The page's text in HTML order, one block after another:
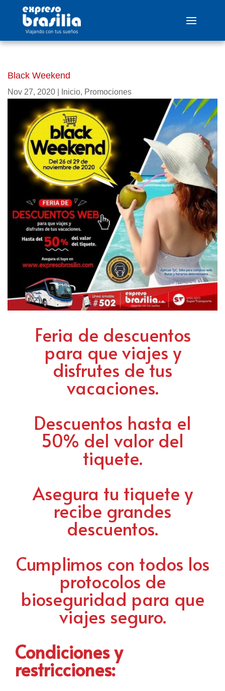
Black Weekend
Nov 27, 2020 Inicio, Promociones
Feria de descuentos
para que viajes y
disfrutes de tus
vacaciones.
Descuentos hasta el
50% del valor del
tiquete.
Asegura tu tiquete y
recibe grandes
descuentos.
Cumplimos con todos los
protocolos de
bioseguridad para que
viajes seguro.
Condiciones y
restricciones: